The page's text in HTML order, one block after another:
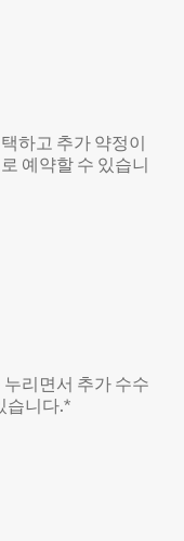
하고 추가 약정이
예약할 수 있습니
리면서 추가 수수
습니다.*